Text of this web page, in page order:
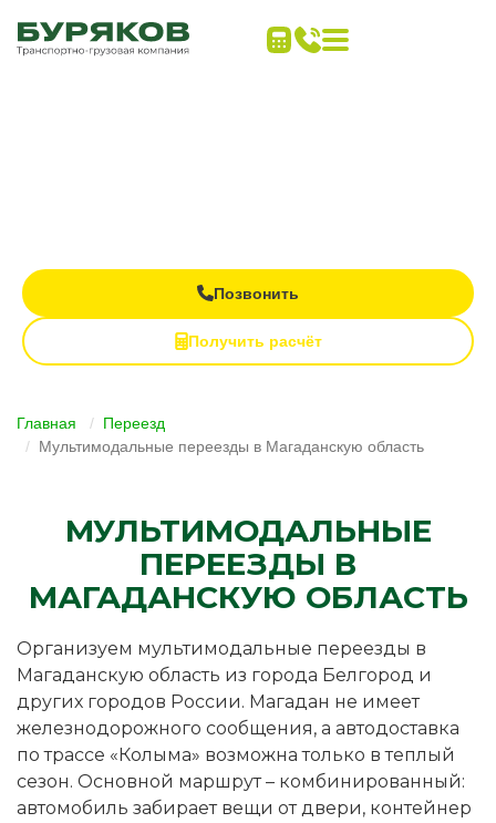
Позвонить
Получить расчёт
Главная
Переезд
Мультимодальные переезды в Магаданскую область
МУЛЬТИМОДАЛЬНЫЕ
ПЕРЕЕЗДЫ В
МАГАДАНСКУЮ ОБЛАСТЬ
Организуем мультимодальные переезды в
Магаданскую область из города Белгород и
других городов России. Магадан не имеет
железнодорожного сообщения, а автодоставка
по трассе «Колыма» возможна только в теплый
сезон. Основной маршрут – комбинированный:
автомобиль забирает вещи от двери, контейнер